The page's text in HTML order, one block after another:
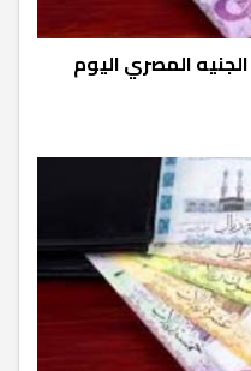
المصري اليوم